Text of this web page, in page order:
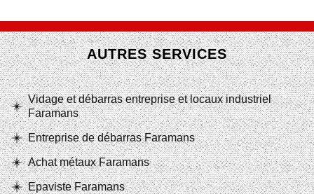
AUTRES SERVICES
Vidage et débarras entreprise et locaux industriel
Faramans
Entreprise de débarras Faramans
Achat métaux Faramans
Epaviste Faramans